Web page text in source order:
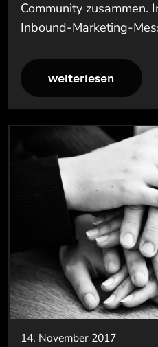
Community zusammen.
Inbound-Marketing-
weiterlesen
14. November 2017